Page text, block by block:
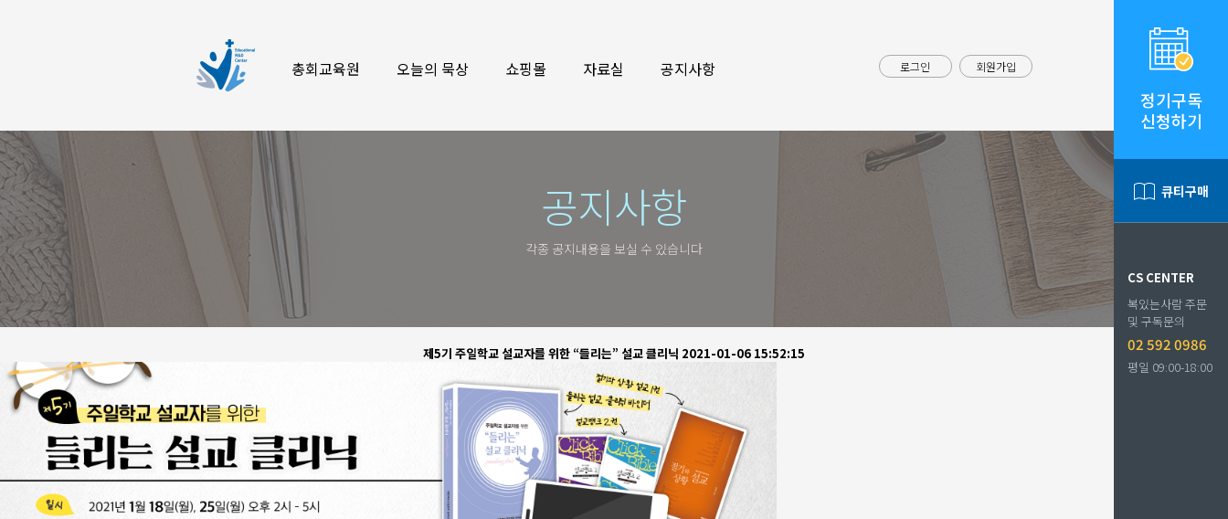
총회교육원 오늘의 묵상 쇼핑몰 자료실 공지사항 로그인 회원가입
공지사항
각종 공지내용을 보실 수 있습니다
제5기 주일학교 설교자를 위한 “들리는” 설교 클리닉 2021-01-06 15:52:15
정기구독
신청하기
큐티구매
CS CENTER
복있는사람 주문
및 구독문의
02 592 0986
평일 09:00-18:00